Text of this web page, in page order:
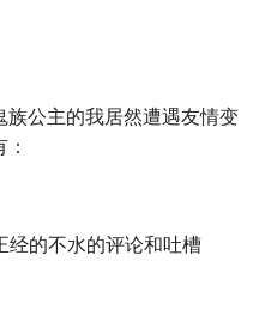
公主的我居然遭遇友情变
经的不水的评论和吐槽